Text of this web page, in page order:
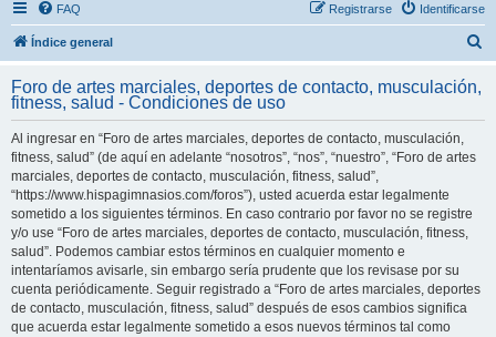
FAQ Identificarse
Registrarse
Índice general
c
Foro de artes marciales, deportes de contacto, musculación,
fitness, salud - Condiciones de uso
Al ingresar en “Foro de artes marciales, deportes de contacto, musculación,
fitness, salud” (de aquí en adelante “nosotros”, “nos”, “nuestro”, “Foro de artes
marciales, deportes de contacto, musculación, fitness, salud”,
“https://www.hispagimnasios.com/foros”), usted acuerda estar legalmente
sometido a los siguientes términos. En caso contrario por favor no se registre
y/o use “Foro de artes marciales, deportes de contacto, musculación, fitness,
salud”. Podemos cambiar estos términos en cualquier momento e
intentaríamos avisarle, sin embargo sería prudente que los revisase por su
cuenta periódicamente. Seguir registrado a “Foro de artes marciales, deportes
de contacto, musculación, fitness, salud” después de esos cambios significa
que acuerda estar legalmente sometido a esos nuevos términos tal como